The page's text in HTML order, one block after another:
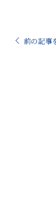
前の記事